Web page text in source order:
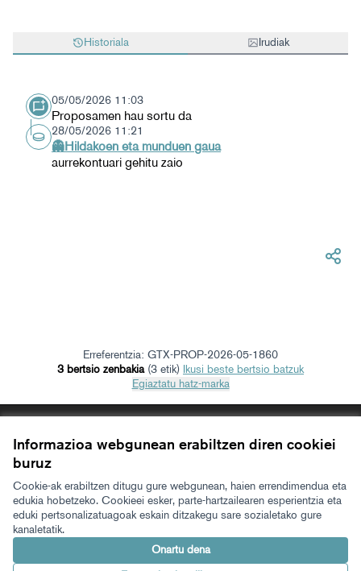
Informazioa webgunean erabiltzen diren cookiei
buruz
Cookie-ak erabiltzen ditugu gure webgunean, haien errendimendua eta
edukia hobetzeko. Cookieei esker, parte-hartzailearen esperientzia eta
eduki pertsonalizatuagoak eskain ditzakegu sare sozialetako gure
kanaletatik.
Onartu dena
Historiala Irudiak
05/05/2026 11:03
Proposamen hau sortu da
28/05/2026 11:21
👻Hildakoen eta munduen gaua
aurrekontuari gehitu zaio
Erreferentzia: GTX-PROP-2026-05-1860
3 bertsio zenbakia(3 etik) ikusi beste bertsio batzuk
Egiaztatu hatz-marka
Cookien konfigurazioa
Zeugaz Xen
(Kanpoko esteka)
Zeugaz Facebooken
(Kanpoko esteka)
(Kanpoko esteka)
(Kanpoko esteka)
(Kanpoko esteka)
Euskara
Aukeratu hizkuntza Elegir el idioma